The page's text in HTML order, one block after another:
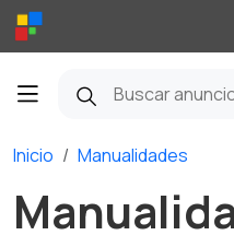
Inicio Manualidades